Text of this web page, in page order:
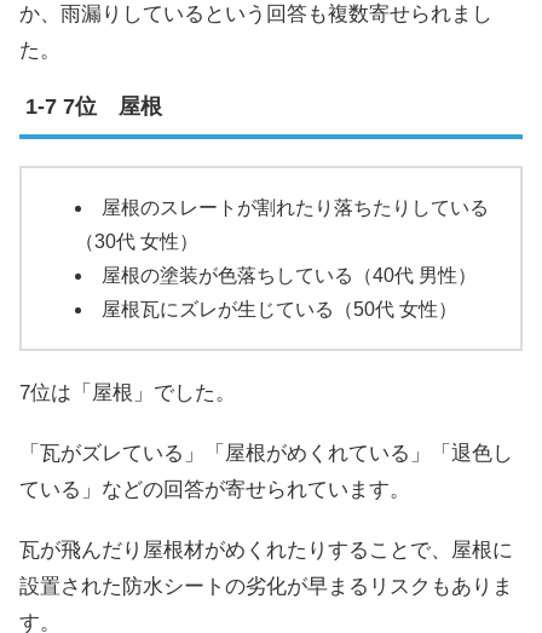
か、雨漏りしているという回答も複数寄せられまし
た。
7位 屋根
屋根のスレートが割れたり落ちたりしている
（30代 女性）
屋根の塗装が色落ちしている（40代 男性）
屋根瓦にズレが生じている（50代 女性）
7位は「屋根」でした。
「瓦がズレている」「屋根がめくれている」「退色し
ている」などの回答が寄せられています。
瓦が飛んだり屋根材がめくれたりすることで、屋根に
設置された防水シートの劣化が早まるリスクもありま
す。